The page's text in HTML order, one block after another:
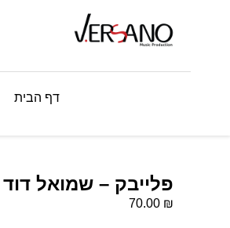
דף הבית
פלייבק – שמואל
70.00 ₪